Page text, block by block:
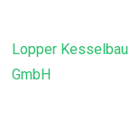
Lopper Kesselbau
GmbH